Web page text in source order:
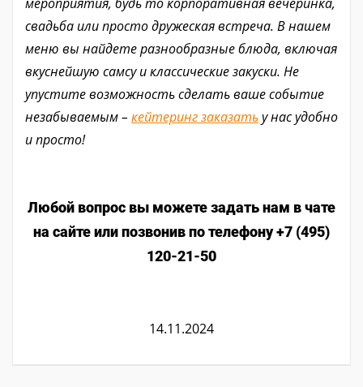
свадьба или просто дружеская встреча. В нашем
меню вы найдете разнообразные блюда, включая
вкуснейшую самсу и классические закуски. Не
упустите возможность сделать ваше событие
незабываемым – кейтеринг заказатьу нас удобно
и просто!
Любой вопрос вы можете задать нам в чате
на сайте или позвонив по телефону +7 (495)
120-21-50
14.11.2024